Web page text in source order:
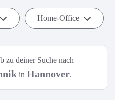
Home-Office
zu deiner Suche nach
in Hannover.